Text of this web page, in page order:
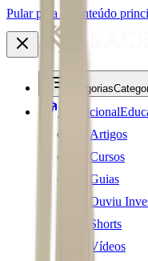
Pular para o conteúdo
Categorias
Educacional
Artigos
Cursos
Guias
Ouviu
Shorts
Vídeos